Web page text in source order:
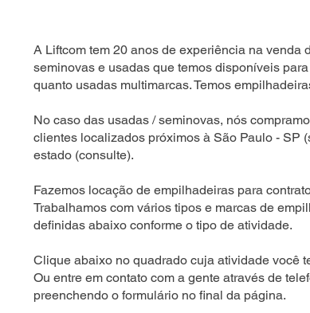
A Liftcom tem 20 anos de experiência na venda
seminovas e usadas que temos disponíveis
quanto usadas multimarcas. Temos
No caso das usadas / seminovas, nós
clientes localizados próximos à São Paulo - SP
estado (consulte).
Fazemos locação de empilhadeiras para
Trabalhamos com vários tipos e marcas de
definidas abaixo conforme o tipo de atividade.
Clique abaixo no quadrado cuja atividade você
Ou entre em contato com a gente através de
preenchendo o formulário no final da página.